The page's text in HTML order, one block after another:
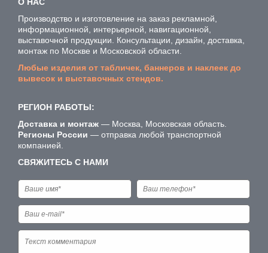
Производство и изготовление на заказ рекламной,
информационной, интерьерной, навигационной,
выставочной продукции. Консультации, дизайн, доставка,
монтаж по Москве и Московской области.
Любые изделия от табличек, баннеров и наклеек до
вывесок и выставочных стендов.
РЕГИОН РАБОТЫ:
Доставка и монтаж — Москва, Московская область.
Регионы России — отправка любой транспортной
компанией.
СВЯЖИТЕСЬ С НАМИ